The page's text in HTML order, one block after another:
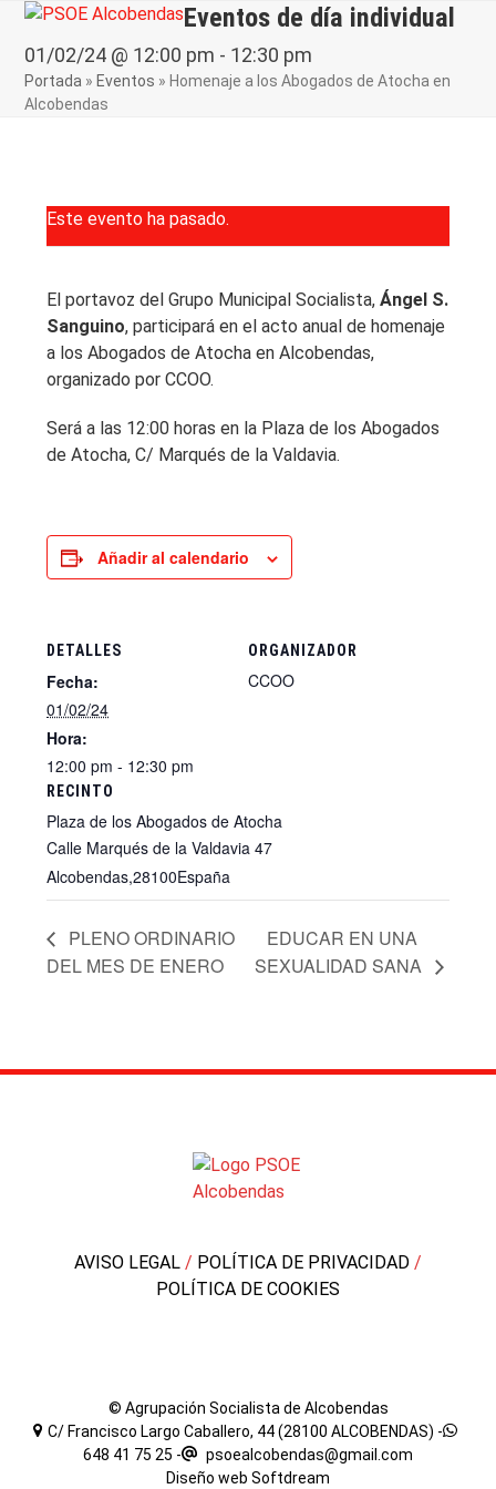
Skip
content
Open
mobile
menu
Close
mobile
menu
Eventos de día individual
01/02/24 @ 12:00 pm - 12:30 pm
Portada » Eventos » Homenaje a los Abogados de Atocha en
Alcobendas
Este evento ha pasado.
El portavoz del Grupo Municipal Socialista,Ángel S.
Sanguino, participará en el acto anual de homenaje
a los Abogados de Atocha en Alcobendas,
organizado por CCOO.
Será a las 12:00 horas en la Plaza de los Abogados
de Atocha, C/ Marqués de la Valdavia.
Añadir al calendario
DETALLES
Fecha:
01/02/24
Hora:
12:00 pm - 12:30 pm
RECINTO
Plaza de los Abogados de Atocha
Calle Marqués de la Valdavia 47
Alcobendas,28100España
ORGANIZADOR
CCOO
PLENO ORDINARIO
DEL MES DE ENERO
EDUCAR EN UNA
SEXUALIDAD SANA
AVISO LEGAL / POLÍTICA DE PRIVACIDAD /
POLÍTICA DE COOKIES
© Agrupación Socialista de Alcobendas
C/ Francisco Largo Caballero, 44 (28100 ALCOBENDAS) -
648 41 75 25 -
psoealcobendas@gmail.com
Diseño web Softdream